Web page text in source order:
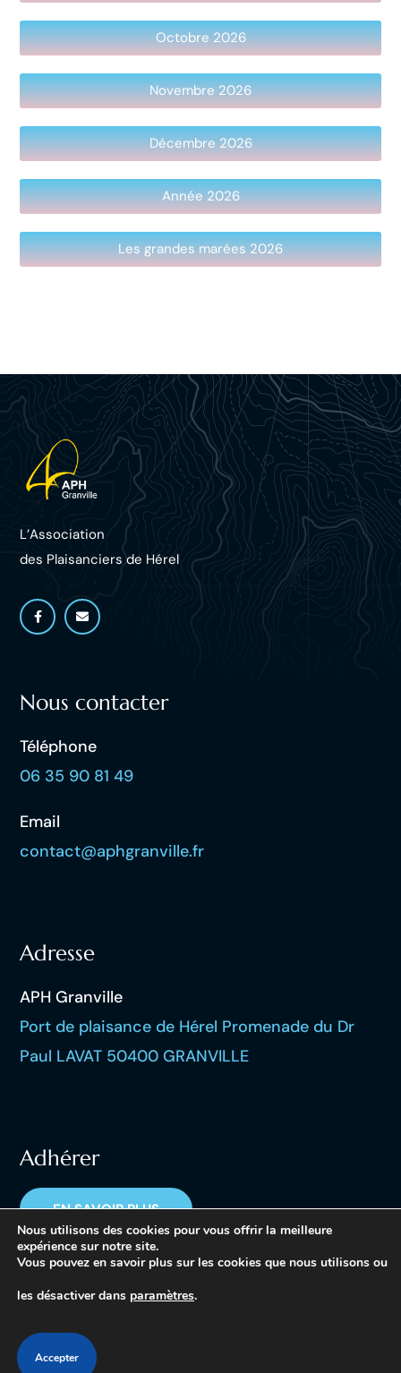
Octobre 2026
Novembre 2026
Décembre 2026
Année 2026
Les grandes marées 2026
L’Association
des Plaisanciers de Hérel
Nous contacter
Téléphone
06 35 90 81 49
Email
contact@aphgranville.fr
Adresse
APH Granville
Port de plaisance de Hérel Promenade du Dr
Paul LAVAT 50400 GRANVILLE
Adhérer
EN SAVOIR PLUS
Mentions légales
Nous utilisons des cookies pour vous offrir la meilleure
expérience sur notre site.
Vous pouvez en savoir plus sur les cookies que nous utilisons ou
les désactiver dans paramètres.
Accepter